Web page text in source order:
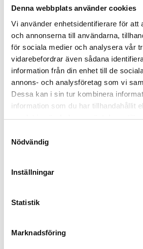
Denna webbplats använder cookies
Vi använder enhetsidentifierare för att
och annonserna till användarna,
för sociala medier och analysera vår
vidarebefordrar även sådana
information från din enhet till de
annons- och analysföretag som vi
Dessa kan i sin tur kombinera
information som du har tillhandahållit
samlat in när du har använt deras
Nödvändig
Inställningar
Statistik
Marknadsföring
Näringsinnehåll (per 100 g):
Råprotein:10,8 %
Råfett:10,8 %
Råaska:2,0 %
Växttråd: 0,3 %
Vattenhalt:67,7 %
Energivärde:190 kcal
Vitamin D (kolekalciferol):